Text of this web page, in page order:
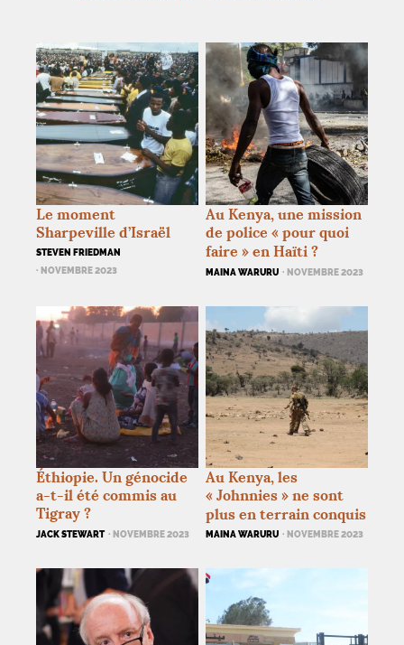
Le moment
Sharpeville d’Israël
STEVEN FRIEDMAN
· NOVEMBRE 2023
Au Kenya, une mission
de police « pour quoi
faire » en Haïti ?
MAINA WARURU · NOVEMBRE 2023
Éthiopie. Un génocide
a-t-il été commis au
Tigray ?
JACK STEWART · NOVEMBRE 2023
Au Kenya, les
« Johnnies » ne sont
plus en terrain conquis
MAINA WARURU · NOVEMBRE 2023